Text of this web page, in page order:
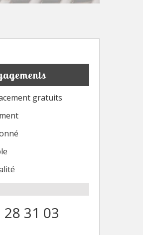
gratuits
28 31 03